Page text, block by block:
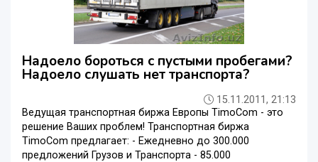
Надоело бороться с пустыми пробегами?
Надоело слушать нет транспорта?
15.11.2011, 21:13
Ведущая транспортная биржа Европы TimoCom - это
решение Ваших проблем! Транспортная биржа
TimoCom предлагает: - Ежедневно до 300.000
предложений Грузов и Транспорта - 85.000